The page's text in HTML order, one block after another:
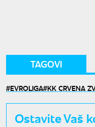
TAGOVI
EVROLIGA KK CRVENA
Ostavite Vaš